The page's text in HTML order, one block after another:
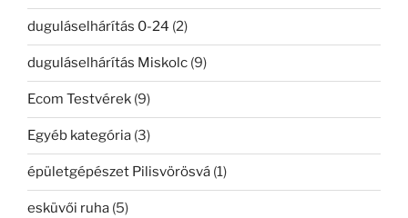
duguláselhárítás 0-24 (2)
duguláselhárítás Miskolc (9)
Ecom Testvérek (9)
Egyéb kategória (3)
épületgépészet Pilisvörösvá (1)
esküvői ruha (5)